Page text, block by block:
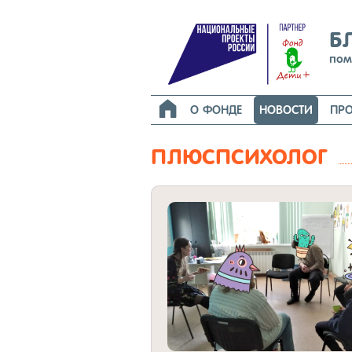
 О ФОНДЕ НОВОСТИ
ПЛЮСПСИХОЛОГ